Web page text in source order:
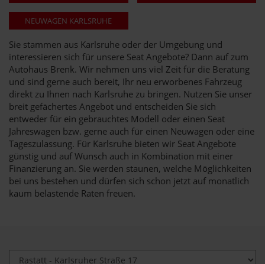
NEUWAGEN KARLSRUHE
Sie stammen aus Karlsruhe oder der Umgebung und
interessieren sich für unsere Seat Angebote? Dann auf zum
Autohaus Brenk. Wir nehmen uns viel Zeit für die Beratung
und sind gerne auch bereit, Ihr neu erworbenes Fahrzeug
direkt zu Ihnen nach Karlsruhe zu bringen. Nutzen Sie unser
breit gefächertes Angebot und entscheiden Sie sich
entweder für ein gebrauchtes Modell oder einen Seat
Jahreswagen bzw. gerne auch für einen Neuwagen oder eine
Tageszulassung. Für Karlsruhe bieten wir Seat Angebote
günstig und auf Wunsch auch in Kombination mit einer
Finanzierung an. Sie werden staunen, welche Möglichkeiten
bei uns bestehen und dürfen sich schon jetzt auf monatlich
kaum belastende Raten freuen.